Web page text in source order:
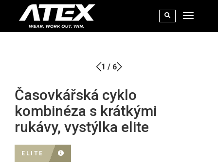
Časovkářská cyklo
kombinéza s krátkými
rukávy, vystýlka elite
ELITE
1 / 6